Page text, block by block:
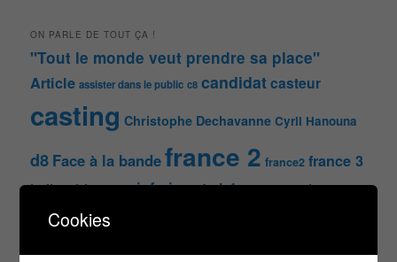
ON PARLE DE TOUT ÇA !
"Tout le monde veut prendre sa place"
Article assister dans le public c8 candidatcasteur
casting Christophe Dechavanne Cyril Hanouna
d8 Face à la bandefrance 2 france2 france 3
indiscrétions info info jeux tvInfos jeu
jeu tvJeux
Cookies